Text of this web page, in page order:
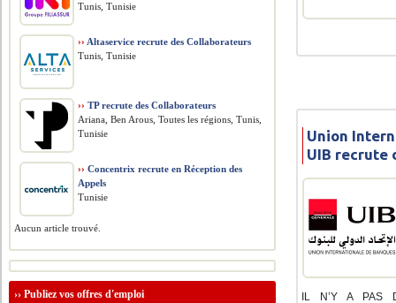
Union
UIB recrute
IL N’Y A PAS
Tunis, Tunisie
›› Altaservice recrute des Collaborateurs
Tunis, Tunisie
›› TP recrute des Collaborateurs
Ariana, Ben Arous, Toutes les régions, Tunis,
Tunisie
›› Concentrix recrute en Réception des
Appels
Tunisie
Aucun article trouvé.
››Publiez vos offres d'emploi